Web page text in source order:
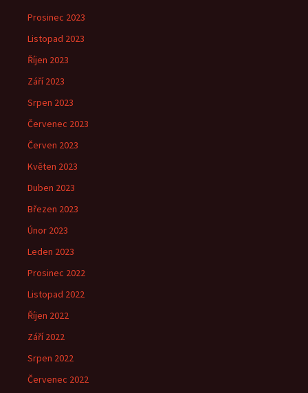
Prosinec 2023
Listopad 2023
Říjen 2023
Září 2023
Srpen 2023
Červenec 2023
Červen 2023
Květen 2023
Duben 2023
Březen 2023
Únor 2023
Leden 2023
Prosinec 2022
Listopad 2022
Říjen 2022
Září 2022
Srpen 2022
Červenec 2022